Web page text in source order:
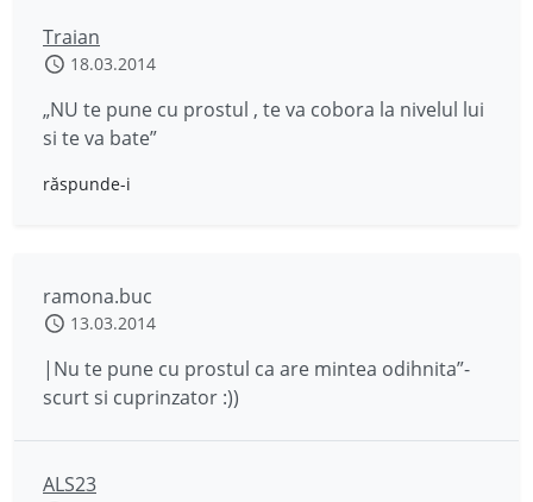
Traian
18.03.2014
„NU te pune cu prostul , te va cobora la nivelul lui
si te va bate”
răspunde-i
ramona.buc
13.03.2014
|Nu te pune cu prostul ca are mintea odihnita”-
scurt si cuprinzator :))
ALS23